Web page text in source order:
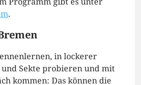
.
in lockerer
Sekte probieren und mit
kommen: Das können die